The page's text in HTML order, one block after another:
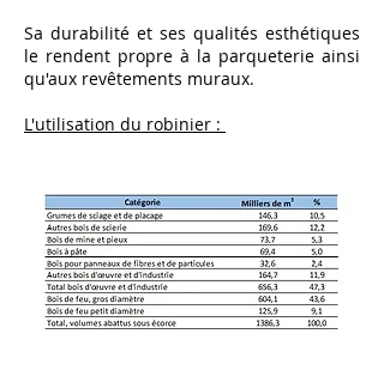
Sa durabilité et ses qualités esthétiques
le rendent propre à la parqueterie ainsi
qu'aux revêtements muraux.
L'utilisation du robinier :